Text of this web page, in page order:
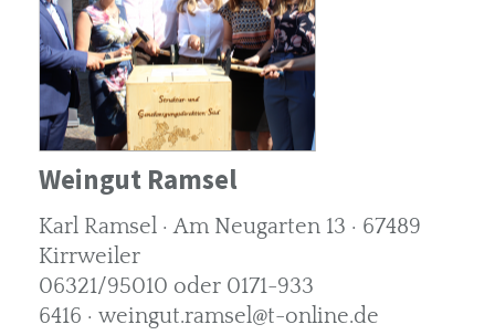
Weingut Ramsel
Karl Ramsel · Am Neugarten 13 · 67489
Kirrweiler
06321/95010 oder 0171-933
6416 · weingut.ramsel@t-online.de